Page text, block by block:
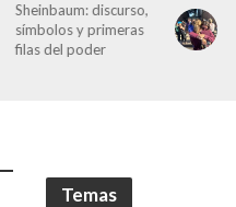
Sheinbaum: discurso,
símbolos y primeras
filas del poder
Temas